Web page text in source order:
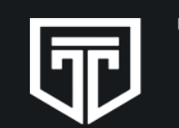
Online чат